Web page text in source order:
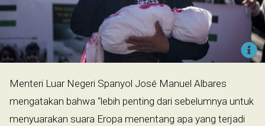
Menteri Luar Negeri Spanyol José Manuel Albares
mengatakan bahwa “lebih penting dari sebelumnya untuk
menyuarakan suara Eropa menentang apa yang terjadi